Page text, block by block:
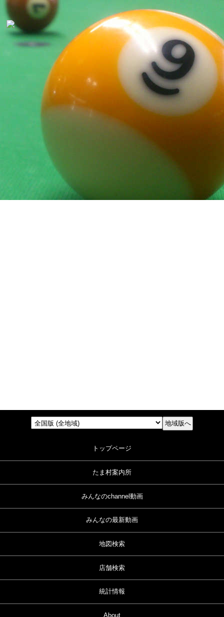
トップページ
たま村案内所
みんなのchannel動画
みんなの最新動画
地図検索
店舗検索
統計情報
About